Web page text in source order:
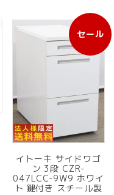
セール
販
売
中
品
イトーキ サイドワゴ
ン 3段 CZR-
047LCC-9W9 ホワイ
ト 鍵付き スチール製